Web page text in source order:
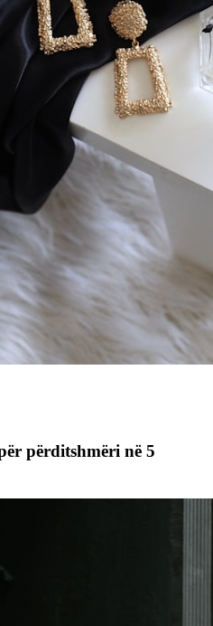
përditshmëri në 5